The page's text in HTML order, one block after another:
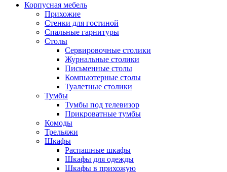
Корпусная мебель
Прихожие
Стенки для гостиной
Спальные гарнитуры
Столы
Сервировочные столики
Журнальные столики
Письменные столы
Компьютерные столы
Туалетные столики
Тумбы
Тумбы под телевизор
Прикроватные тумбы
Комоды
Трельяжи
Шкафы
Распашные шкафы
Шкафы для одежды
Шкафы в прихожую